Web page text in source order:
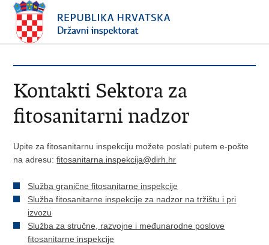
Kontakti Sektora za
fitosanitarni nadzor
Upite za fitosanitarnu inspekciju možete poslati putem e-pošte
na adresu:fitosanitarna.inspekcija@dirh.hr
Služba granične fitosanitarne inspekcije
Služba fitosanitarne inspekcije za nadzor na tržištu i pri
izvozu
Služba za stručne, razvojne i međunarodne poslove
fitosanitarne inspekcije